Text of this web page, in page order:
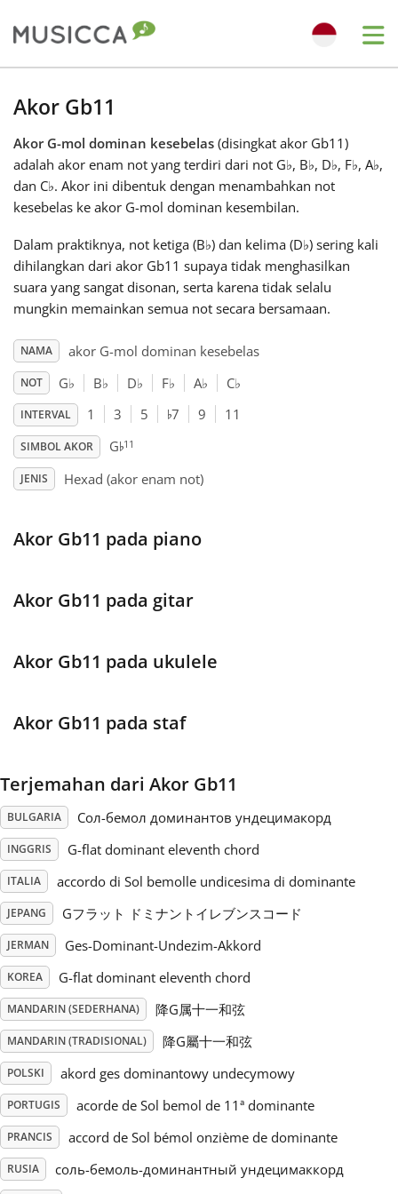
Български
Dansk
Deutsch
Español
Français
हिन्दी
Italiano
日本語
Polski
Русский
Svenska
Tiếng Việt
Türkçe
简体中文
繁體中文
Akor Gb11
Akor G-mol dominan kesebelas (disingkat akor Gb11)
adalah akor enam not yang terdiri dari not G♭, B♭, D♭, F♭, A♭,
dan C♭. Akor ini dibentuk dengan menambahkan not
kesebelas ke akor G-mol dominan kesembilan.
Dalam praktiknya, not ketiga (B♭) dan kelima (D♭) sering kali
dihilangkan dari akor Gb11 supaya tidak menghasilkan
suara yang sangat disonan, serta karena tidak selalu
mungkin memainkan semua not secara bersamaan.
NAMA akor G-mol dominan kesebelas
NOT G♭ B♭ D♭ F♭ A♭ C♭
INTERVAL 1 3 5 ♭7 9 11
SIMBOL AKOR G♭11
JENIS Hexad (akor enam not)
Akor Gb11 pada piano
Akor Gb11 pada gitar
Akor Gb11 pada ukulele
Akor Gb11 pada staf
Terjemahan dari Akor Gb11
BULGARIA Сол-бемол доминантов ундецимакорд
INGGRIS G-flat dominant eleventh chord
ITALIA accordo di Sol bemolle undicesima di dominante
JEPANG Gフラット ドミナントイレブンスコード
JERMAN Ges-Dominant-Undezim-Akkord
KOREA G-flat dominant eleventh chord
MANDARIN (SEDERHANA) 降G属十一和弦
MANDARIN (TRADISIONAL) 降G屬十一和弦
POLSKI akord ges dominantowy undecymowy
PORTUGIS acorde de Sol bemol de 11ª dominante
PRANCIS accord de Sol bémol onzième de dominante
RUSIA соль-бемоль-доминантный ундецимаккорд